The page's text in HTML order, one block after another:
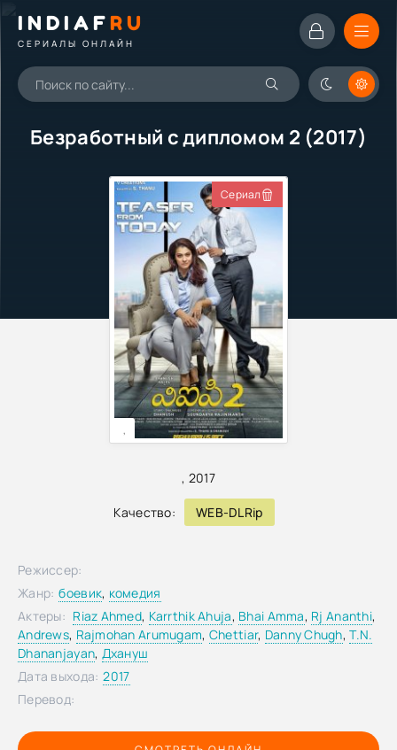
INDIAFRU
СЕРИАЛЫ ОНЛАЙН
Безработный с дипломом 2 (2017)
, 2017
Качество: WEB-DLRip
Сериал
,
Режиссер:
Жанр: боевик, комедия
Актеры: Riaz Ahmed, Karrthik Ahuja, Bhai Amma, Rj Ananthi,
Andrews, Rajmohan Arumugam, Chettiar, Danny Chugh,T.N.
Dhananjayan, Дхануш
Дата выхода: 2017
Перевод: